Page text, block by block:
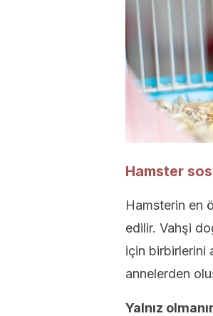
Hamster
Hamsterin en
edilir. Vahşi
için birbirlerini
annelerden
Yalnız